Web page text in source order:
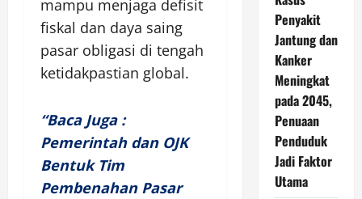
mampu menjaga defisit
fiskal dan daya saing
pasar obligasi di tengah
ketidakpastian global.
“Baca Juga :
Pemerintah dan OJK
Bentuk Tim
Pembenahan Pasar
Penyakit
Jantung dan
Kanker
Meningkat
pada 2045,
Penuaan
Penduduk
Jadi Faktor
Utama